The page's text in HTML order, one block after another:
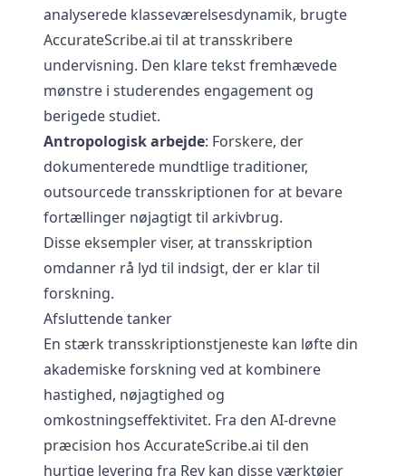
analyserede klasseværelsesdynamik, brugte
AccurateScribe.ai til at transskribere
undervisning. Den klare tekst fremhævede
mønstre i studerendes engagement og
berigede studiet.
Antropologisk arbejde: Forskere, der
dokumenterede mundtlige traditioner,
outsourcede transskriptionen for at bevare
fortællinger nøjagtigt til arkivbrug.
Disse eksempler viser, at transskription
omdanner rå lyd til indsigt, der er klar til
forskning.
Afsluttende tanker
En stærk transskriptionstjeneste kan løfte din
akademiske forskning ved at kombinere
hastighed, nøjagtighed og
omkostningseffektivitet. Fra den AI-drevne
præcision hos AccurateScribe.ai til den
hurtige levering fra Rev kan disse værktøjer